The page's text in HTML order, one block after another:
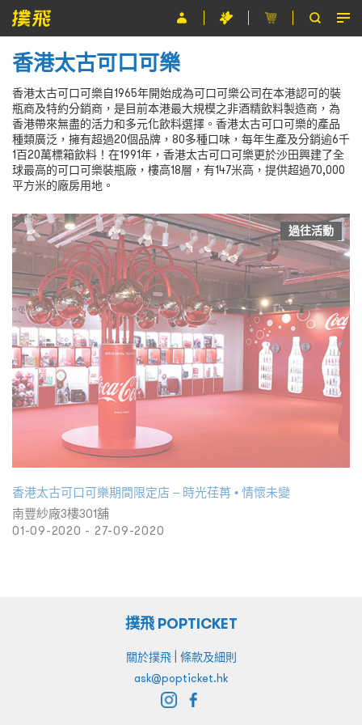
節目
主辦單位
關於撲飛
條款及細則
香港太古可口可樂
香港太古可口可樂自1965年開始成為可口可樂公司在本港認可的裝
瓶商及特約分銷商，是目前本港最大規模之非酒精飲料製造商，為
香港帶來無盡的活力和多元化飲料選擇。香港太古可口可樂的產品
種類廣泛，擁有超過20個品牌，80多種口味，每年生產及分銷逾6千
1百20萬標箱飲料！在1991年，香港太古可口可樂更於沙田興建了全
球最高的可口可樂裝瓶廠，樓高18層，有147米高，提供超過70,000
平方米的廠房用地。
過往活動
香港太古可口可樂期間限定店 – 時光荏苒 • 情懷未變
南豐紗廠3樓301舖
01-09-2020 - 27-09-2020
撲飛 POPTICKET
關於撲飛| 條款及細則
ask@popticket.hk